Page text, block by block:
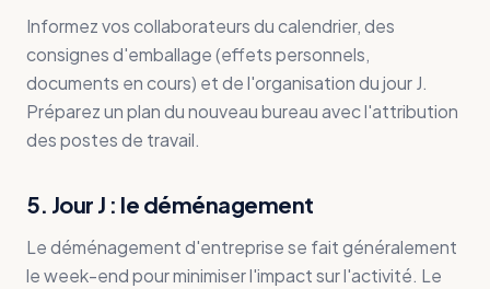
Informez vos collaborateurs du calendrier, des
consignes d'emballage (effets personnels,
documents en cours) et de l'organisation du jour J.
Préparez un plan du nouveau bureau avec l'attribution
des postes de travail.
5. Jour J : le déménagement
Le déménagement d'entreprise se fait généralement
le week-end pour minimiser l'impact sur l'activité. Le